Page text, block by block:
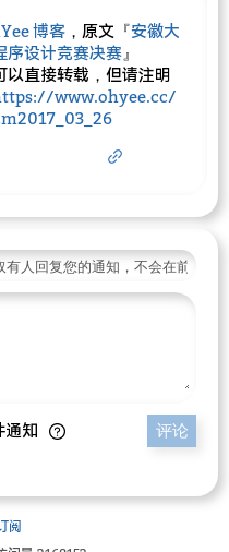
博客 ，原文『安徽大
序设计竞赛决赛 』
以直接转载，但请注明
www.ohyee.cc/
通知 评论
阅